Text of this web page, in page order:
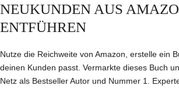
NEUKUNDEN AUS
ENTFÜHREN
Nutze die Reichweite von Amazon, erstelle ein
deinen Kunden passt. Vermarkte dieses Buch
Netz als Bestseller Autor und Nummer 1.